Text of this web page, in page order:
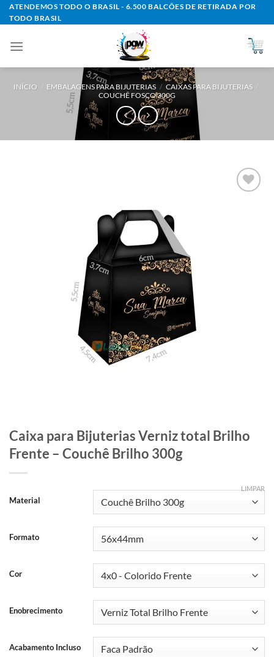
Skip
to
ATENDEMOS TODO O BRASIL - 6.500 BALCÕES DE RETIRADA POR
TODO BRASIL
INÍCIO / EMBALAGENS PARA BIJUTERIAS / CAIXAS PARA BIJUTERIAS /
COUCHÊ FOSCO 300G
Caixa para Bijuterias Verniz total Brilho
Frente – Couchê Brilho 300g
Material
Formato
Cor
Enobrecimento
Acabamento Incluso
LIMPAR